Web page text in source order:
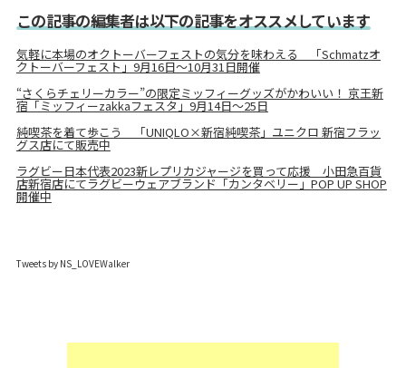
この記事の編集者は以下の記事をオススメしています
気軽に本場のオクトーバーフェストの気分を味わえる 「Schmatzオ
クトーバーフェスト」9月16日～10月31日開催
“さくらチェリーカラー”の限定ミッフィーグッズがかわいい！ 京王新
宿「ミッフィーzakkaフェスタ」9月14日～25日
純喫茶を着て歩こう 「UNIQLO×新宿純喫茶」ユニクロ 新宿フラッ
グス店にて販売中
ラグビー日本代表2023新レプリカジャージを買って応援 小田急百貨
店新宿店にてラグビーウェアブランド「カンタベリー」POP UP SHOP
開催中
Tweets by NS_LOVEWalker